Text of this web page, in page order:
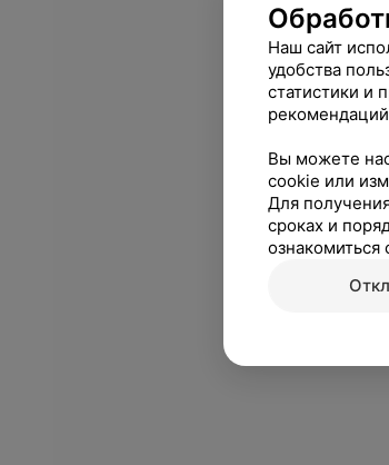
Наш сайт
удобства
статистики и
Вы можете
cookie или
Для
сроках и
ознакомиться